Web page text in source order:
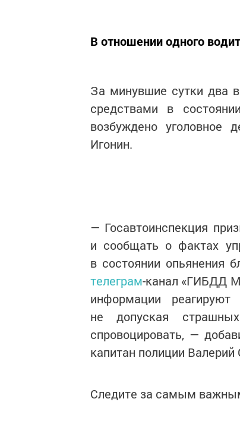
В отношении одного
За минувшие сутки два
средствами в
возбуждено уголовное
Игонин.
— Госавтоинспекция
и сообщать о фактах
в состоянии опьянения
телеграм-канал «ГИБДД
информации
не допуская
спровоцировать, —
капитан полиции Валерий
Следите за самым